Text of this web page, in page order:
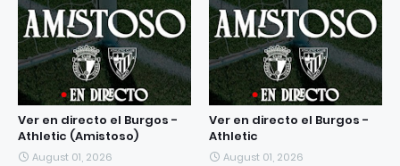
Ver en directo el Burgos -
Athletic (Amistoso)
August 01, 2026
Ver en directo el Burgos -
Athletic
August 01, 2026